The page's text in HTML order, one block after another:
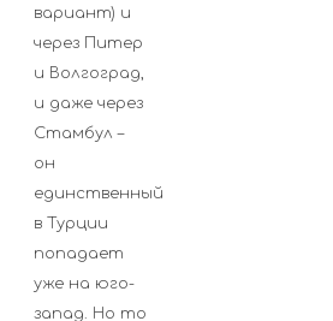
вариант) и
через Питер
и Волгоград,
и даже через
Стамбул –
он
единственный
в Турции
попадает
уже на юго-
запад. Но то